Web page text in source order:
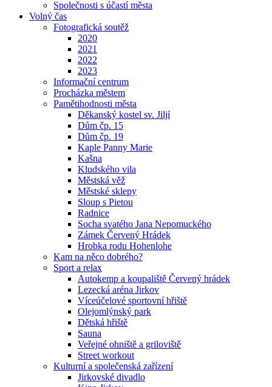
Společnosti s účastí města
Volný čas
Fotografická soutěž
2020
2021
2022
2023
Informační centrum
Procházka městem
Pamětihodnosti města
Děkanský kostel sv. Jiljí
Dům čp. 15
Dům čp. 19
Kaple Panny Marie
Kašna
Kludského vila
Městská věž
Městské sklepy
Sloup s Pietou
Radnice
Socha svatého Jana Nepomuckého
Zámek Červený Hrádek
Hrobka rodu Hohenlohe
Kam na něco dobrého?
Sport a relax
Autokemp a koupaliště Červený hrádek
Lezecká aréna Jirkov
Víceúčelové sportovní hřiště
Olejomlýnský park
Dětská hřiště
Sauna
Veřejné ohniště a griloviště
Street workout
Kulturní a společenská zařízení
Jirkovské divadlo